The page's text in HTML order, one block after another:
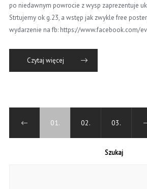
po niedawnym powrocie z wysp zaprezentuje
Strtujemy ok g.23, a wstęp jak zwykle free
wydarzenie na fb: https://www.facebook.com/
Czytaj więcej
01. 02. 03.
Szukaj